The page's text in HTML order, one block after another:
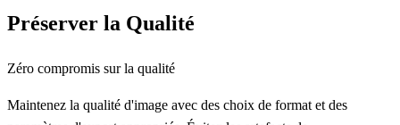
Préserver la Qualité
Zéro compromis sur la qualité
Maintenez la qualité d'image avec des choix de format et des